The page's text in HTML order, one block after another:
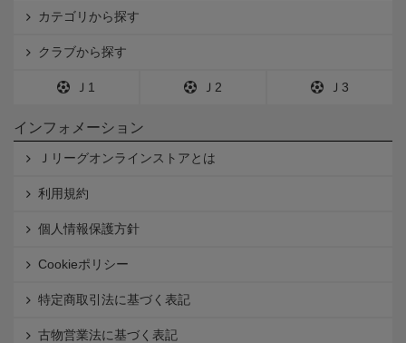
カテゴリから探す
クラブから探す
Ｊ1 Ｊ2 Ｊ3
インフォメーション
Ｊリーグオンラインストアとは
利用規約
個人情報保護方針
Cookieポリシー
特定商取引法に基づく表記
古物営業法に基づく表記